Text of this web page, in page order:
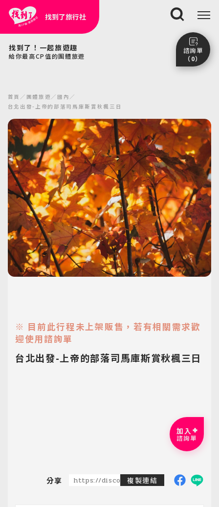
找到了旅行社
找到了！一起旅遊趣
給你最高CP值的團體旅遊
搜尋
諮詢單
（0）
前往諮詢單頁面
首頁 團體旅遊
國內
台北出發-上帝的部落司馬庫斯賞秋楓三日
※ 目前此行程未上架販售，若有相關需求歡
迎使用諮詢單
台北出發-上帝的部落司馬庫斯賞秋楓三日
加入
諮詢單
分享 https://discoveredtravel.com.tw/
複製連結